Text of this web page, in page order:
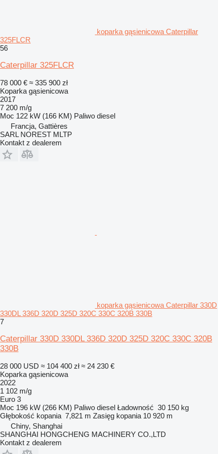
koparka gąsienicowa Caterpillar
325FLCR
56
Caterpillar 325FLCR
78 000 € ≈ 335 900 zł
Koparka gąsienicowa
2017
7 200 m/g
Moc 122 kW (166 KM) Paliwo diesel
Francja, Gattières
SARL NOREST MLTP
Kontakt z dealerem
koparka gąsienicowa Caterpillar 330D
330DL 336D 320D 325D 320C 330C 320B 330B
7
Caterpillar 330D 330DL 336D 320D 325D 320C 330C 320B
330B
28 000 USD ≈ 104 400 zł ≈ 24 230 €
Koparka gąsienicowa
2022
1 102 m/g
Euro 3
Moc 196 kW (266 KM) Paliwo diesel Ładowność 30 150 kg
Głębokość kopania 7,821 m Zasięg kopania 10 920 m
Chiny, Shanghai
SHANGHAI HONGCHENG MACHINERY CO.,LTD
Kontakt z dealerem